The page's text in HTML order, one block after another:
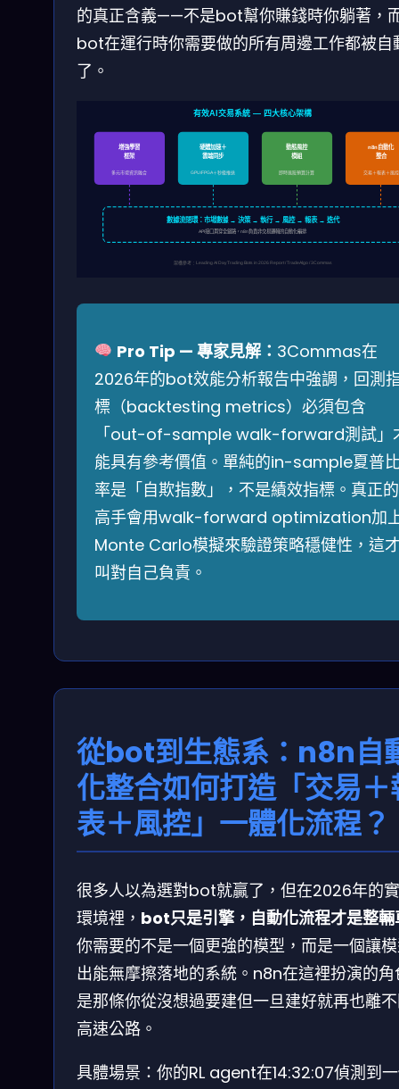
的真正含義——不是bot幫你賺錢時你躺著，
bot在運行時你需要做的所有周邊工作都被自
了。
有效AI交易系統 — 四大核心架構
增強學習
框架
多元市場資訊融合
硬體加速＋
雲端同步
GPU/FPGA＋秒級推送
動態風控
模組
即時風險預算計算
n8n自動化
整合
交易＋報表＋風控
數據流閉環：市場數據 → 決策 → 執行 → 風控 → 報表 → 迭代
API接口貫穿全鏈路，n8n負責非交易邏輯的自動化編排
架構參考：Leading AI Day Trading Bots in 2026 Report / TradeAlgo / 3Commas
Pro Tip — 專家見解： 3Commas在
2026年的bot效能分析報告中強調，回測
標（backtesting metrics）必須包含
「out-of-sample walk-forward測試」
能具有參考價值。單純的in-sample夏普
率是「自欺指數」，不是績效指標。真正的
高手會用walk-forward optimization加
Monte Carlo模擬來驗證策略穩健性，這
叫對自己負責。
從bot到生態系：n8n自
化整合如何打造「交易＋
表＋風控」一體化流程？
很多人以為選對bot就贏了，但在2026年的
環境裡， bot只是引擎，自動化流程才是整輛
你需要的不是一個更強的模型，而是一個讓
出能無摩擦落地的系統。n8n在這裡扮演的角
是那條你從沒想過要建但一旦建好就再也離
高速公路。
具體場景：你的RL agent在14:32:07偵測到